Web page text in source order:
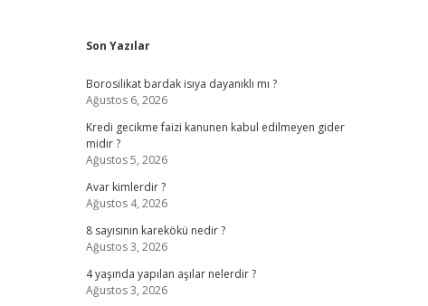
Sidebar
Son Yazılar
Borosilikat bardak isıya dayanıklı mı ?
Ağustos 6, 2026
Kredi gecikme faizi kanunen kabul edilmeyen gider
midir ?
Ağustos 5, 2026
Avar kimlerdir ?
Ağustos 4, 2026
8 sayısının karekökü nedir ?
Ağustos 3, 2026
4 yaşında yapılan aşılar nelerdir ?
Ağustos 3, 2026